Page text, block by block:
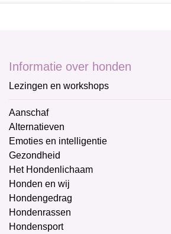
Informatie over honden
Lezingen en workshops
Aanschaf
Alternatieven
Emoties en intelligentie
Gezondheid
Het Hondenlichaam
Honden en wij
Hondengedrag
Hondenrassen
Hondensport